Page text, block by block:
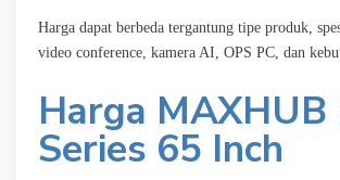
Harga dapat berbeda tergantung tipe produk,
video conference, kamera AI, OPS PC, dan
Harga MAXHUB
Series 65 Inch